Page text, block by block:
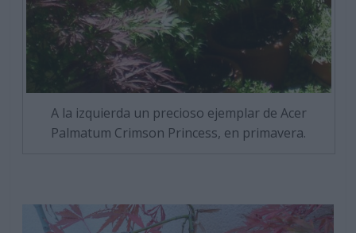
A la izquierda un precioso ejemplar de Acer
Palmatum Crimson Princess, en primavera.